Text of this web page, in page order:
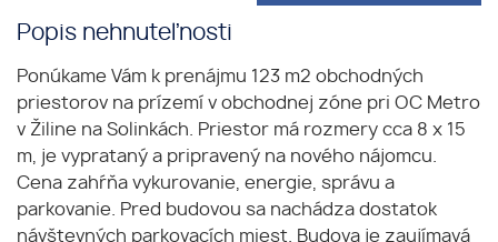
Popis nehnuteľnosti
Ponúkame Vám k prenájmu 123 m2 obchodných
priestorov na prízemí v obchodnej zóne pri OC Metro
v Žiline na Solinkách. Priestor má rozmery cca 8 x 15
m, je vyprataný a pripravený na nového nájomcu.
Cena zahŕňa vykurovanie, energie, správu a
parkovanie. Pred budovou sa nachádza dostatok
návštevných parkovacích miest. Budova je zaujímavá